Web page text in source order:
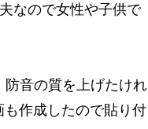
なので女性や子供で
音の質を上げたけれ
作成したので貼り付